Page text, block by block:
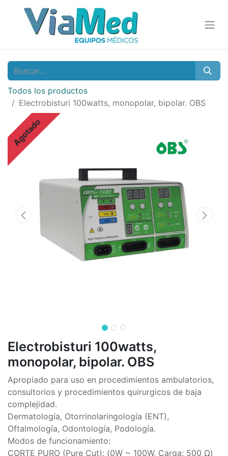
Todos los productos
Electrobisturi 100watts, monopolar, bipolar. OBS
Agotado
Electrobisturi 100watts,
monopolar, bipolar. OBS
Apropiado para uso en procedimientos ambulatorios,
consultorios y procedimientos quirurgicos de baja
complejidad.
Dermatología, Otorrinolaringología (ENT),
Oftalmología, Odontología, Podología.
Modos de funcionamiento:
CORTE PURO (Pure Cut): (0W ~ 100W, Carga: 500 Ω)